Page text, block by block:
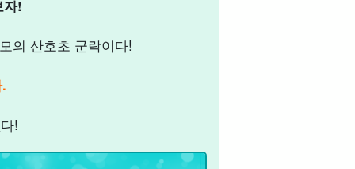
!
의 산호초 군락이다!
!